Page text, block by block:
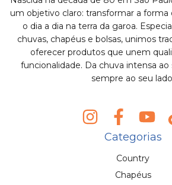
um objetivo claro: transformar a
o dia a dia na terra da garoa.
chuvas, chapéus e bolsas, unimos
oferecer produtos que unem
funcionalidade. Da chuva intensa
sempre ao seu
Categorias
Country
Chapéus